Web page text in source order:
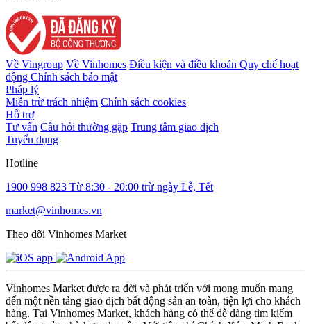
Về Vingroup Về Vinhomes Điều kiện và điều khoản Quy chế hoạt
động Chính sách bảo mật
Pháp lý
Miễn trừ trách nhiệm Chính sách cookies
Hỗ trợ
Tư vấn Câu hỏi thường gặp Trung tâm giao dịch
Tuyển dụng
Hotline
1900 998 823 Từ 8:30 - 20:00 trừ ngày Lễ, Tết
market@vinhomes.vn
Theo dõi Vinhomes Market
Vinhomes Market được ra đời và phát triển với mong muốn mang
đến một nền tảng giao dịch bất động sản an toàn, tiện lợi cho khách
hàng. Tại Vinhomes Market, khách hàng có thể dễ dàng tìm kiếm